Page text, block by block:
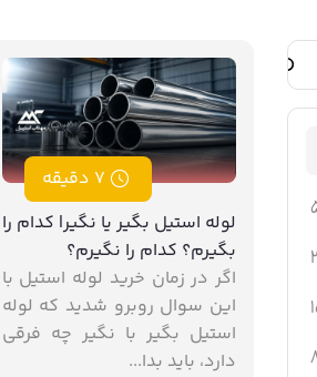
7 دقیقه
لوله استیل بگیر یا نگیر| کدام را
بگیرم؟ کدام را نگیرم؟
اگر در زمان خرید لوله استیل با
این سوال روبرو شدید که لوله
استیل بگیر با نگیر چه فرقی
دارد، باید بدا...